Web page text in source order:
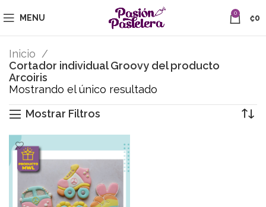
MENU 0 ₡0
Inicio
Cortador individual Groovy del producto
Arcoiris
Mostrando el único resultado
Mostrar Filtros